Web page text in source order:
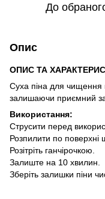
До
Опис
ОПИС ТА
Суха піна для чищення
залишаючи приємний
Використання:
Струсити перед
Розпилити по поверхні
Розітріть ганчірочкою.
Залиште на 10 хвилин.
Зберіть залишки піни